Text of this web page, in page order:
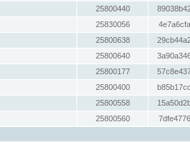
25800440
25830056
25800638
25800640
25800177
25800400
25800558
25800560